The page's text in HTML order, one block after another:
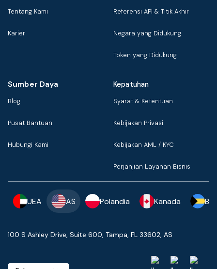
Tentang Kami
Karier
Referensi API & Titik Akhir
Negara yang Didukung
Token yang Didukung
Sumber Daya
Blog
Pusat Bantuan
Hubungi Kami
Kepatuhan
Syarat & Ketentuan
Kebijakan Privasi
Kebijakan AML / KYC
Perjanjian Layanan Bisnis
UEA AS Polandia Kanada
100 S Ashley Drive, Suite 600, Tampa, FL 33602, AS